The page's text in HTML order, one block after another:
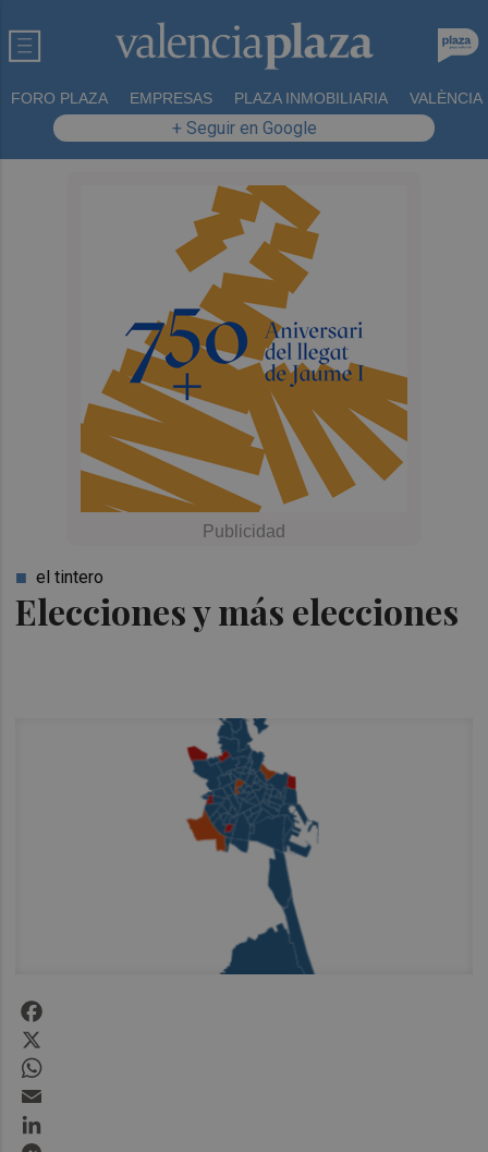
FORO PLAZA EMPRESAS PLAZA INMOBILIARIA VALÈNCIA
+ Seguir en Google
Elecciones y más elecciones
el tintero